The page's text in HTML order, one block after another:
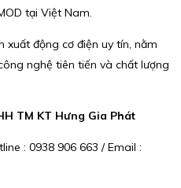
tại Việt Nam.
xuất động cơ điện uy tín, nằm
nghệ tiên tiến và chất lượng
TM KT Hưng Gia Phát
: 0938 906 663 / Email :